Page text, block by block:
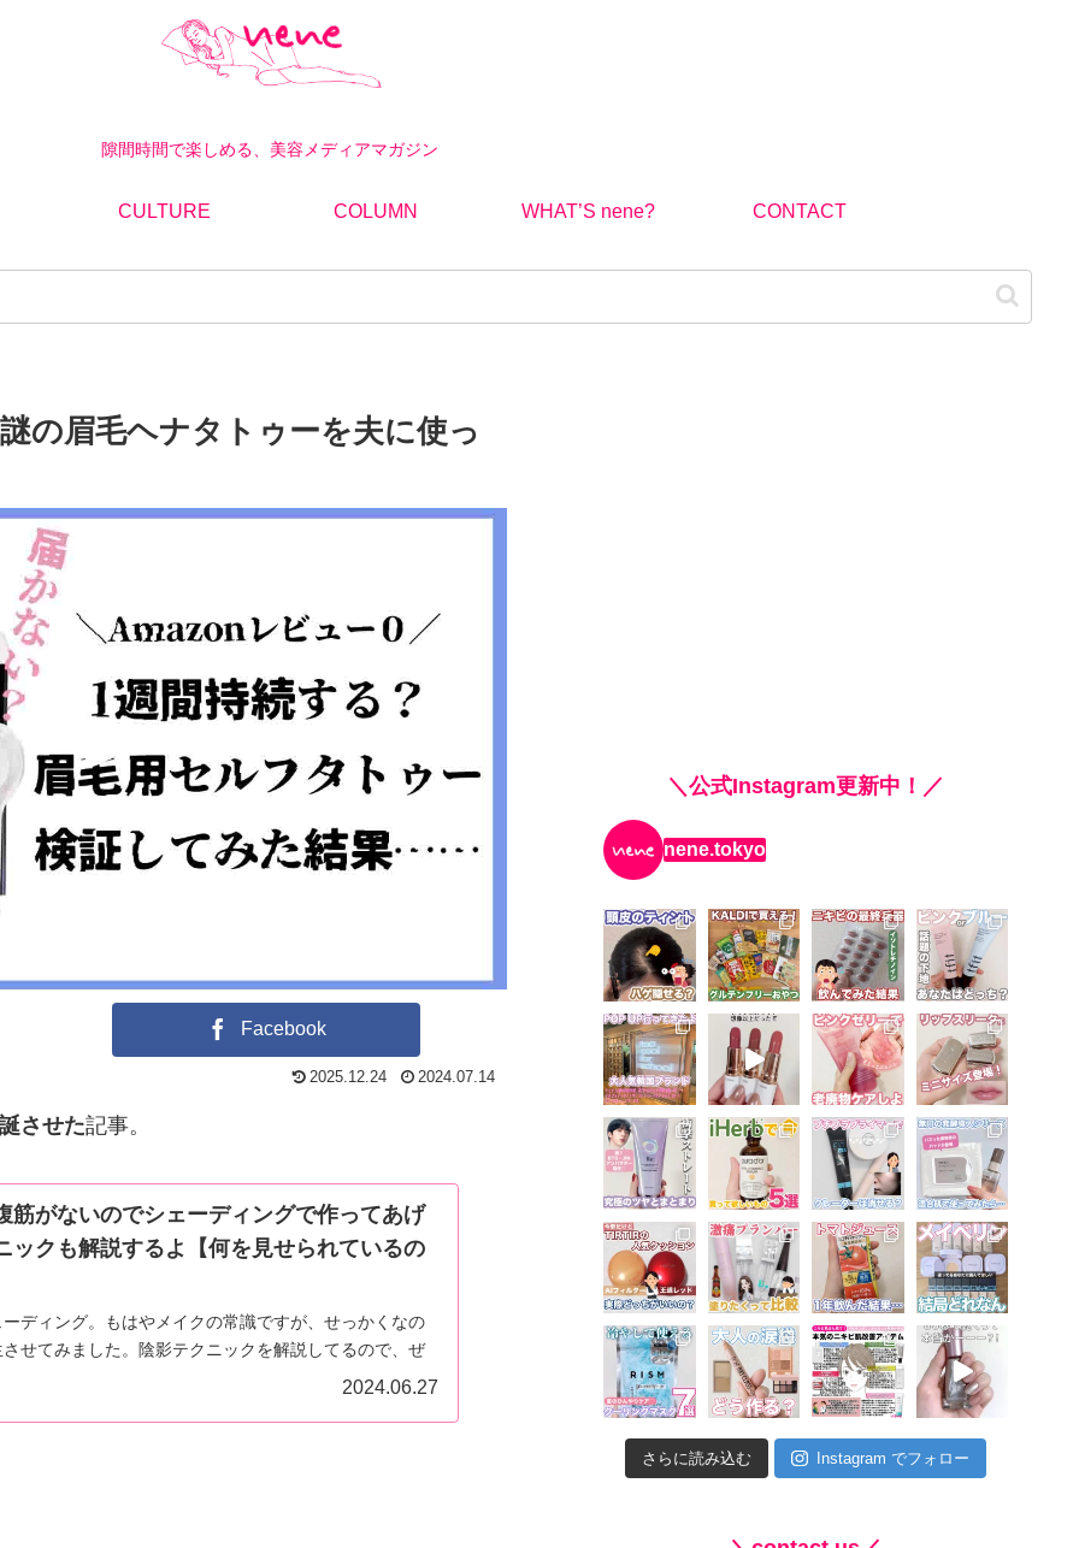
隙間時間で楽しめる、美容メディアマガジン
CULTURE COLUMN WHAT’S nene? CONTACT
の眉毛ヘナタトゥーを夫に使っ
Facebook
2025.12.24 2024.07.14
させた記事。
筋がないのでシェーディングで作ってあげ
ックも解説するよ【何を見せられているの
ディング。もはやメイクの常識ですが、せっかくなの
せてみました。陰影テクニックを解説してるので、ぜ
2024.06.27
＼公式Instagram更新中！／
nene.tokyo
さらに読み込む Instagram でフォロー